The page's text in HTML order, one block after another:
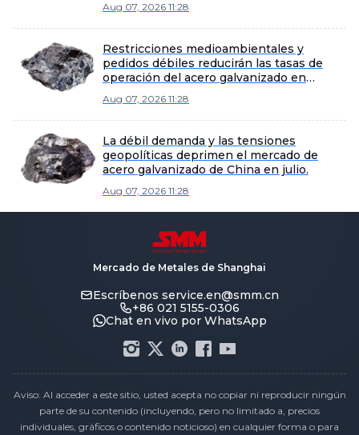
Aug 07, 2026 11:28
Restricciones medioambientales y
pedidos débiles reducirán las tasas de
operación del acero galvanizado en
Aug 07, 2026 11:28
La débil demanda y las tensiones
geopolíticas deprimen el mercado de
acero galvanizado de China en julio.
Aug 07, 2026 11:28
Mercado de Metales de Shanghai
Escríbenos service.en@smm.cn
+86 021 5155-0306
Chat en vivo por WhatsApp
Aviso: Al acceder a este sitio, usted acepta no copiar ni reproducir ningún
parte de su contenido (incluyendo, pero no limitado a, precios
individuales, gráficos o contenido noticioso) en cualquier forma o para